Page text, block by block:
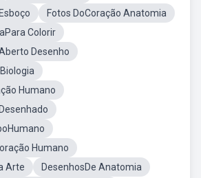
Fotos DoCoração Anatomia
Colorir
Desenho
Humano
Humano
Arte
DesenhosDe Anatomia